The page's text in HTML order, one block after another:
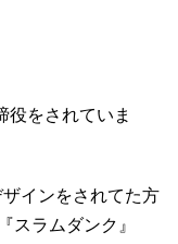
役をされていま
インをされてた方
スラムダンク』